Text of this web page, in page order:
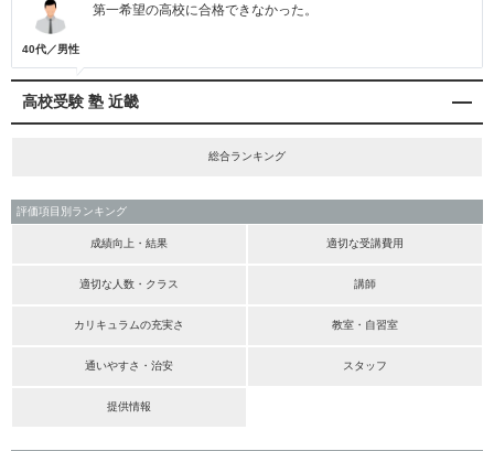
40代／男性
第一希望の高校に合格できなかった。
高校受験 塾 近畿
総合ランキング
評価項目別ランキング
成績向上・結果 適切な受講費用
適切な人数・クラス 講師
カリキュラムの充実さ 教室・自習室
通いやすさ・治安 スタッフ
提供情報